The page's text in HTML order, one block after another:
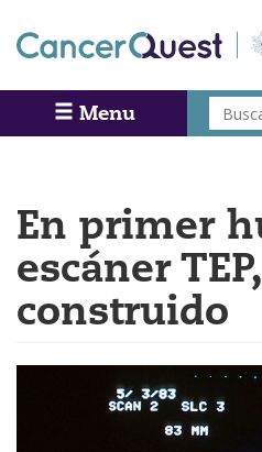
main
content
Menu Buscar
En primer
escáner TEP,
construido